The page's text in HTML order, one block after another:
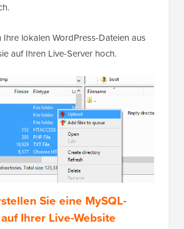
Ihre lokalen WordPress-Dateien aus
auf Ihren Live-Server hoch.
Sie eine MySQL-
Ihrer Live-Website